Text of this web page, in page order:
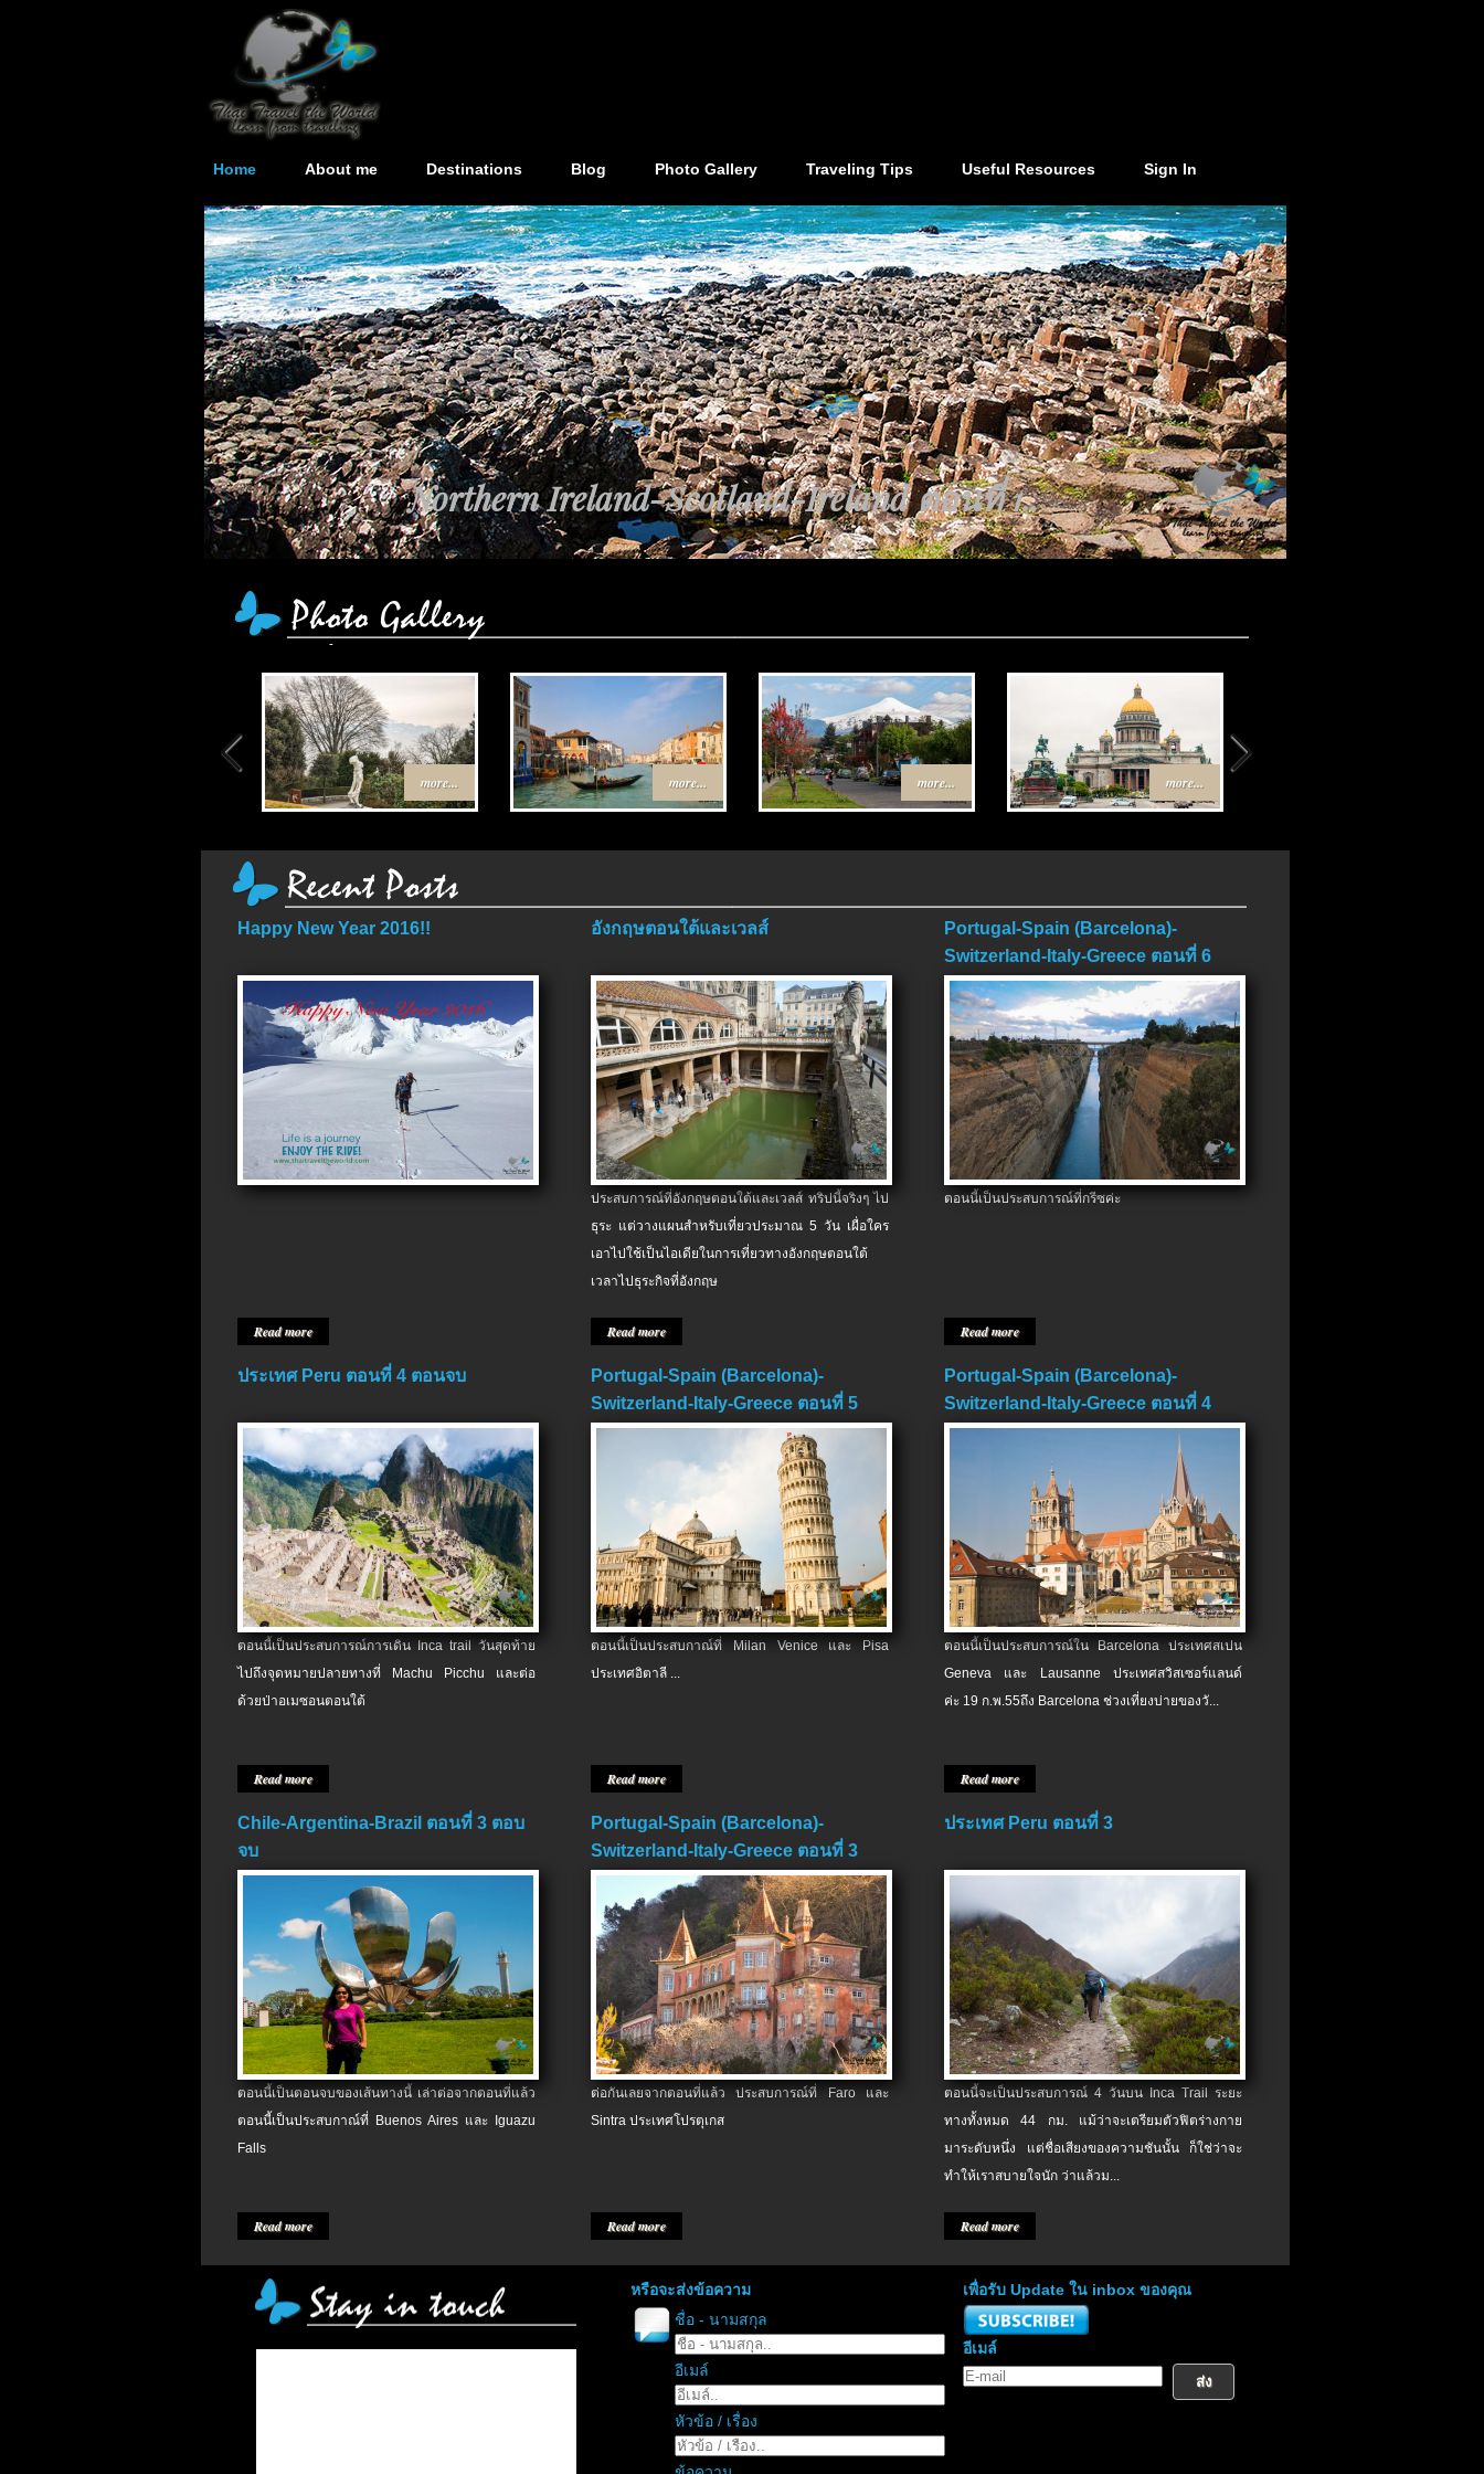
Home About me Destinations Blog Photo Gallery Traveling Tips Useful Resources Sign In
Northern Ireland-Scotland-Ireland ตอนที่ 1..
เส้นทาง Egypt-Jordan ตอนที่ 4 ตอนจบ..
more... more... more... more...
Happy New Year 2016!!
Read more
อังกฤษตอนใต้และเวลส์
ประสบการณ์ที่อังกฤษตอนใต้และเวลส์ ทริปนี้จริงๆ ไป
ธุระ แต่วางแผนสำหรับเที่ยวประมาณ 5 วัน เผื่อใคร
เอาไปใช้เป็นไอเดียในการเที่ยวทางอังกฤษตอนใต้
เวลาไปธุระกิจที่อังกฤษ
Read more
Portugal-Spain (Barcelona)-
Switzerland-Italy-Greece ตอนที่ 6
ตอนจบ
ตอนนี้เป็นประสบการณ์ที่กรีซค่ะ
Read more
ประเทศ Peru ตอนที่ 4 ตอนจบ
ตอนนี้เป็นประสบการณ์การเดิน Inca trail วันสุดท้าย
ไปถึงจุดหมายปลายทางที่ Machu Picchu และต่อ
ด้วยป่าอเมซอนตอนใต้
Read more
Portugal-Spain (Barcelona)-
Switzerland-Italy-Greece ตอนที่ 5
ตอนนี้เป็นประสบกาณ์ที่ Milan Venice และ Pisa
ประเทศอิตาลี ...
Read more
Portugal-Spain (Barcelona)-
Switzerland-Italy-Greece ตอนที่ 4
ตอนนี้เป็นประสบการณ์ใน Barcelona ประเทศสเปน
Geneva และ Lausanne ประเทศสวิสเซอร์แลนด์
ค่ะ 19 ก.พ.​55ถึง Barcelona ช่วงเที่ยงบ่ายของวั...
Read more
Chile-Argentina-Brazil ตอนที่ 3 ตอบ
จบ
ตอนนี้เป็นตอนจบของเส้นทางนี้ เล่าต่อจากตอนที่แล้ว
ตอนนี้เป็นประสบกาณ์ที่ Buenos Aires และ Iguazu
Falls
Read more
Portugal-Spain (Barcelona)-
Switzerland-Italy-Greece ตอนที่ 3
ต่อกันเลยจากตอนที่แล้ว ประสบการณ์ที่ Faro และ
Sintra ประเทศโปรตุเกส
Read more
ประเทศ Peru ตอนที่ 3
ตอนนี้จะเป็นประสบการณ์ 4 วันบน Inca Trail ระยะ
ทางทั้งหมด 44 กม. แม้ว่าจะเตรียมตัวฟิตร่างกาย
มาระดับหนึ่ง แต่ชื่อเสียงของความชันนั้น ก็ใช่ว่าจะ
ทำให้เราสบายใจนัก ว่าแล้วม...
Read more
หรือจะส่งข้อความ
ชื่อ - นามสกุล
อีเมล์
หัวข้อ / เรื่อง
เพื่อรับ Update ใน inbox ของคุณ
อีเมล์
ส่ง